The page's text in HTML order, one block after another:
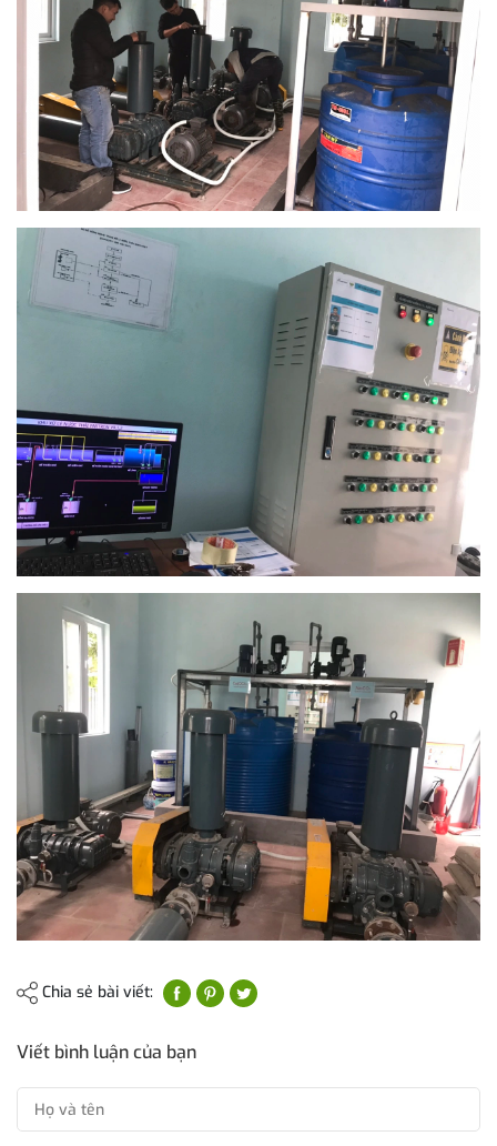
Chia sẻ bài viết:
Viết bình luận của bạn